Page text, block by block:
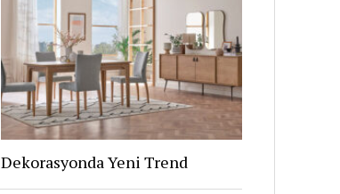
Dekorasyonda Yeni Trend